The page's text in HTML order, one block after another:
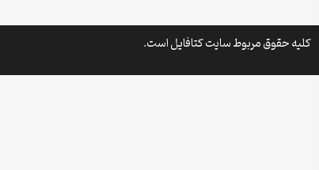
کلیه حقوق مربوط سایت کتافایل است.